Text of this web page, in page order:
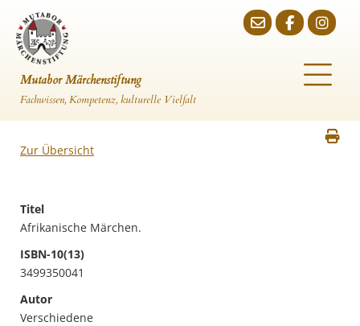
Mutabor Märchenstiftung
Fachwissen, Kompetenz, kulturelle Vielfalt
Zur Übersicht
Titel
Afrikanische Märchen.
ISBN-10(13)
3499350041
Autor
Verschiedene